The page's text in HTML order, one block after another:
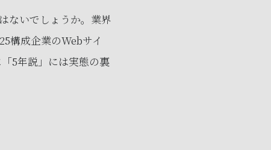
ないでしょうか。業界
構成企業のWebサイ
5年説」には実態の裏